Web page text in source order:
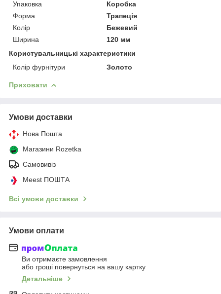
Упаковка
Коробка
Форма
Трапеція
Колір
Бежевий
Ширина
120 мм
Користувальницькі характеристики
Колір фурнітури
Золото
Приховати
Умови доставки
Нова Пошта
Магазини Rozetka
Самовивіз
Meest ПОШТА
Всі умови доставки
Умови оплати
Ви отримаєте замовлення
або гроші повернуться на вашу картку
Детальніше